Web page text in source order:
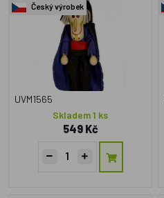
Český výrobek
UVM1565
Skladem 1 ks
549 Kč